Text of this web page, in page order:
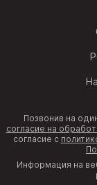
Позвонив на
согласие на
согласие с
Информация на